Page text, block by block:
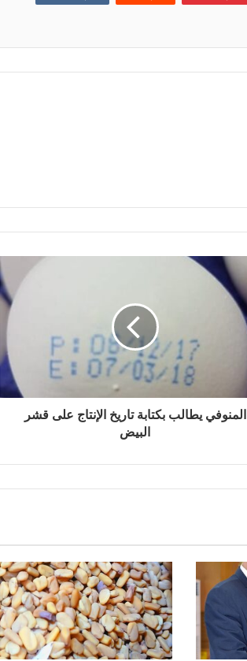
المنوفي يطالب بكتابة تاريخ الإنتاج على قشر
البيض